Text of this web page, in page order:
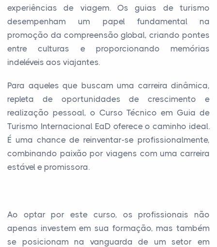
experiências de viagem. Os guias de turismo
desempenham um papel fundamental na
promoção da compreensão global, criando pontes
entre culturas e proporcionando memórias
indeléveis aos viajantes.
Para aqueles que buscam uma carreira dinâmica,
repleta de oportunidades de crescimento e
realização pessoal, o Curso Técnico em Guia de
Turismo Internacional EaD oferece o caminho ideal.
É uma chance de reinventar-se profissionalmente,
combinando paixão por viagens com uma carreira
estável e promissora.
Ao optar por este curso, os profissionais não
apenas investem em sua formação, mas também
se posicionam na vanguarda de um setor em